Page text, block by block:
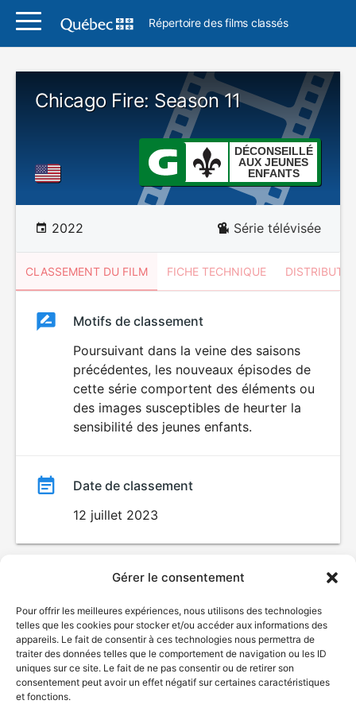
Gérer le consentement
Pour offrir les meilleures expériences, nous utilisons des technologies
telles que les cookies pour stocker et/ou accéder aux informations des
appareils. Le fait de consentir à ces technologies nous permettra de
traiter des données telles que le comportement de navigation ou les ID
uniques sur ce site. Le fait de ne pas consentir ou de retirer son
consentement peut avoir un effet négatif sur certaines caractéristiques
et fonctions.
Répertoire des films classés
Chicago Fire: Season 11
DÉCONSEILLÉ
AUX JEUNES
ENFANTS
2022 Série télévisée
CLASSEMENT DU FILM FICHE TECHNIQUE
ClassementClassement
DÉCONSEILLÉ
AUX JEUNES
ENFANTS
Motifs de classement
Poursuivant dans la veine des saisons
précédentes, les nouveaux épisodes de
cette série comportent des éléments ou
des images susceptibles de heurter la
sensibilité des jeunes enfants.
Date de classement
12 juillet 2023